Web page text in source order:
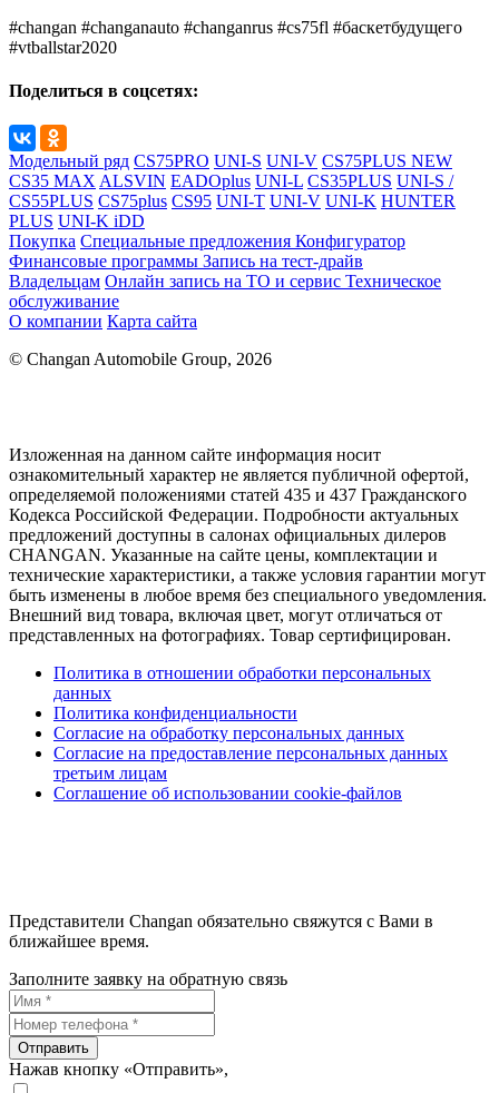
#changan #changanauto #changanrus #cs75fl #баскетбудущего
#vtballstar2020
Поделиться в соцсетях:
Модельный ряд CS75PRO UNI-S UNI-V CS75PLUS NEW
CS35 MAX ALSVIN EADOplus UNI-L CS35PLUS UNI-S /
CS55PLUS CS75plus CS95 UNI-T UNI-V UNI-K HUNTER
PLUS UNI-K iDD
Покупка Специальные предложения Конфигуратор
Финансовые программы Запись на тест-драйв
Владельцам Онлайн запись на ТО и сервис Техническое
обслуживание
О компании Карта сайта
© Changan Automobile Group, 2026
Изложенная на данном сайте информация носит
ознакомительный характер не является публичной офертой,
определяемой положениями статей 435 и 437 Гражданского
Кодекса Российской Федерации. Подробности актуальных
предложений доступны в салонах официальных дилеров
CHANGAN. Указанные на сайте цены, комплектации и
технические характеристики, а также условия гарантии могут
быть изменены в любое время без специального уведомления.
Внешний вид товара, включая цвет, могут отличаться от
представленных на фотографиях. Товар сертифицирован.
Политика в отношении обработки персональных
данных
Политика конфиденциальности
Согласие на обработку персональных данных
Согласие на предоставление персональных данных
третьим лицам
Соглашение об использовании cookie-файлов
Представители Changan обязательно свяжутся с Вами в
ближайшее время.
Заполните заявку на обратную связь
Отправить
Нажав кнопку «Отправить»,